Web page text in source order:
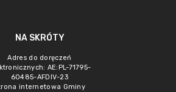
NA SKRÓTY
Adres do doręczeń
AE:PL-71795-
60485-AFDIV-23
internetowa Gminy